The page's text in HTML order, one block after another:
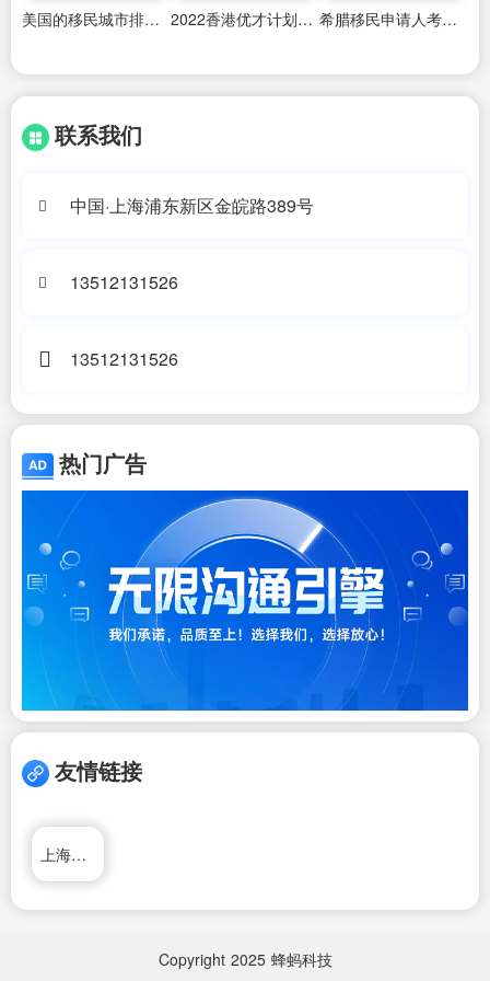
美国的移民城市排名表最新 2022香港优才计划人才清单 希腊移民申请人考察房产
联系我们
中国·上海浦东新区金皖路389号
13512131526
13512131526
热门广告
友情链接
上海大众搬家物流公司
Copyright 2025 蜂蚂科技